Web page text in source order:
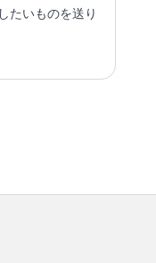
たいものを送り